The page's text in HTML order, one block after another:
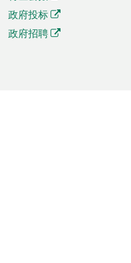
政府投标
政府招聘